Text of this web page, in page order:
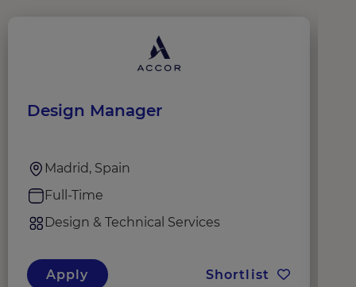
Design Manager
Madrid, Spain
Full-Time
Design & Technical Services
Apply Shortlist